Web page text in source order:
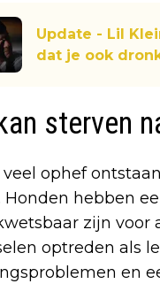
Update - Lil
dat je ook
sterven
veel ophef
Honden hebben
zijn voor
optreden als
en